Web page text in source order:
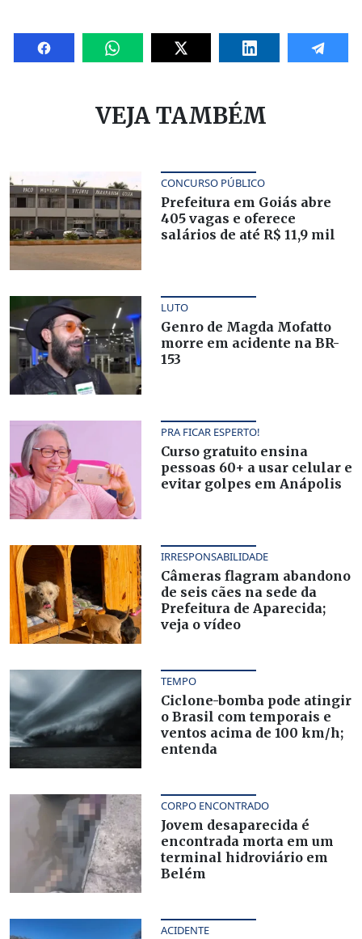
VEJA TAMBÉM
CONCURSO PÚBLICO
Prefeitura em Goiás abre
405 vagas e oferece
salários de até R$ 11,9 mil
LUTO
Genro de Magda Mofatto
morre em acidente na BR-
153
PRA FICAR ESPERTO!
Curso gratuito ensina
pessoas 60+ a usar celular e
evitar golpes em Anápolis
IRRESPONSABILIDADE
Câmeras flagram abandono
de seis cães na sede da
Prefeitura de Aparecida;
veja o vídeo
TEMPO
Ciclone-bomba pode atingir
o Brasil com temporais e
ventos acima de 100 km/h;
entenda
CORPO ENCONTRADO
Jovem desaparecida é
encontrada morta em um
terminal hidroviário em
Belém
ACIDENTE